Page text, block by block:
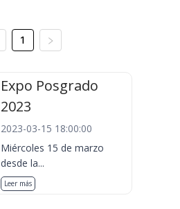
1
Expo Posgrado
2023
2023-03-15 18:00:00
Miércoles 15 de marzo
desde la...
Leer más